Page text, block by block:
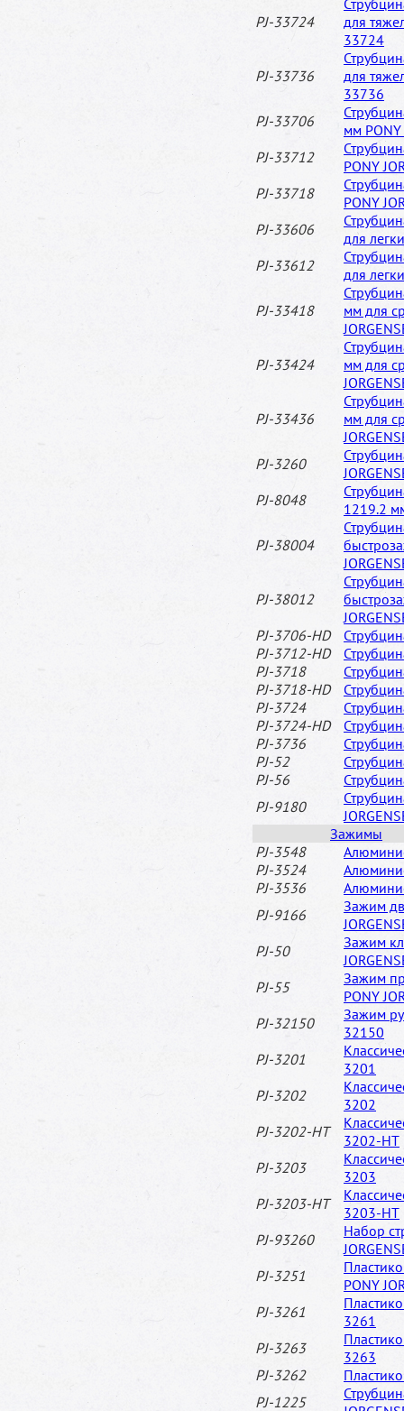
PJ-33724
для
33724
PJ-33736
для
33736
PJ-33706
мм PONY
PJ-33712
PONY
PJ-33718
PONY
PJ-33606
для
PJ-33612
для
PJ-33418
мм для
PJ-33424
мм для
PJ-33436
мм для
PJ-3260
PJ-8048
1219.2
PJ-38004
PJ-38012
PJ-3706-HD
PJ-3712-HD
PJ-3718
PJ-3718-HD
PJ-3724
PJ-3724-HD
PJ-3736
PJ-52
PJ-56
PJ-9180
Зажимы
PJ-3548
PJ-3524
PJ-3536
PJ-9166
Зажим
PJ-50
Зажим
PJ-55
Зажим
PONY
PJ-32150
Зажим
32150
PJ-3201
3201
PJ-3202
3202
PJ-3202-HT
3202-HT
PJ-3203
3203
PJ-3203-HT
3203-HT
PJ-93260
Набор
PJ-3251
PONY
PJ-3261
3261
PJ-3263
3263
PJ-3262
PJ-1225